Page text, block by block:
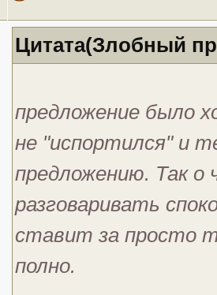
Цитата(Злобный
предложение было
не "испортился" и
предложению. Так о
разговаривать
ставит за просто
полно.